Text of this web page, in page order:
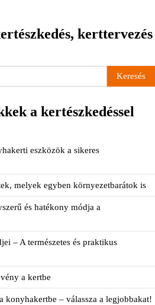
kerttervezés
a kertészkedéssel
eszközök a sikeres
melyek egyben környezetbarátok is
és hatékony módja a
– A természetes és praktikus
a kertbe
konyhakertbe – válassza a legjobbakat!